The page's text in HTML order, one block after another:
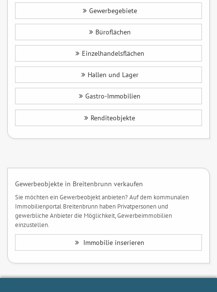
Gewerbegebiete
Büroflächen
Einzelhandelsflächen
Hallen und Lager
Gastro-Immobilien
Renditeobjekte
Gewerbeobjekte in Breitenbrunn verkaufen
Sie möchten ein Gewerbeobjekt anbieten? Auf dem kommunalen
Immobilienportal Breitenbrunn haben Privatpersonen und
gewerbliche Anbieter die Möglichkeit, Gewerbeimmobilien
einzustellen.
Immobilie inserieren